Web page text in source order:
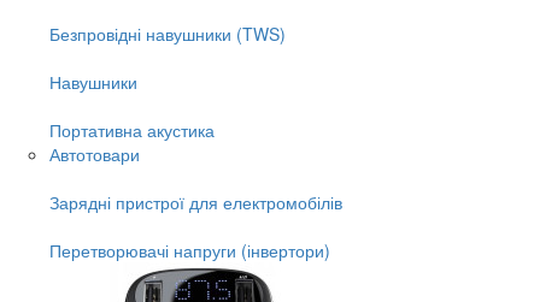
Безпровідні навушники (TWS)
Навушники
Портативна акустика
Автотовари
Зарядні пристрої для електромобілів
Перетворювачі напруги (інвертори)